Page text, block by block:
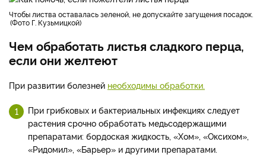
Чтобы листва оставалась зеленой, не допускайте загущения посадок.
Фото Г. Кузьмицкой
Чем обработать листья сладкого перца,
если они желтеют
При развитии болезней необходимы обработки.
При грибковых и бактериальных инфекциях следует
растения срочно обработать медьсодержащими
препаратами: бордоская жидкость, «Хом», «Оксихом»,
«Ридомил», «Барьер» и другими препаратами.